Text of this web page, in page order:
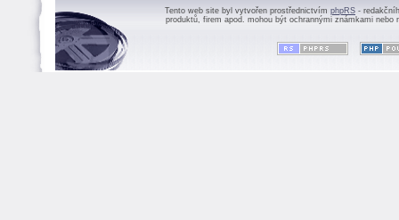
Tento web site byl vytvořen prostřednictvím phpRS -
produktů, firem apod. mohou být ochrannými známkami